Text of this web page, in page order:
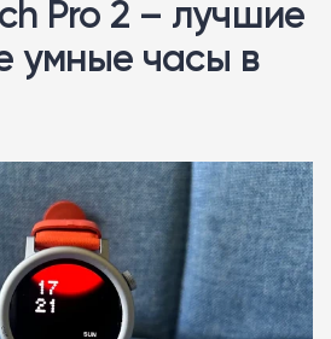
Pro 2 – лучшие
умные часы в